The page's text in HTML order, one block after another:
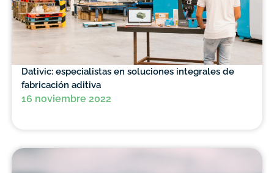
Dativic: especialistas en soluciones integrales de
fabricación aditiva
16 noviembre 2022